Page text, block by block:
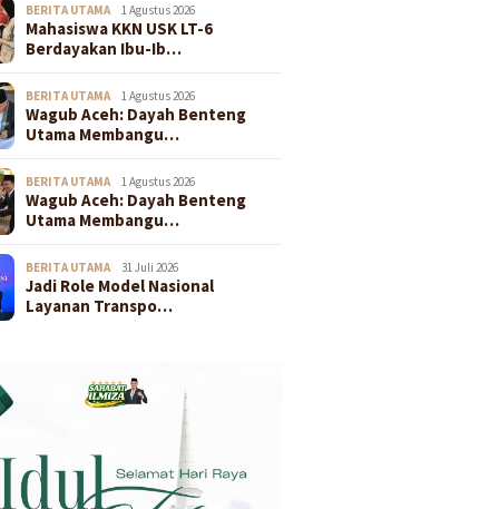
Dicabut, DPW
Squad Aceh:
20 Mei 2026
Tingkatkan Kesiapsiagaan
Klinis, RS Harapan Bunda
BERITA UTAMA 1 Agustus 2026
Mahasiswa KKN USK LT-6
Berdayakan Ibu-Ib…
BERITA UTAMA 1 Agustus 2026
Wagub Aceh: Dayah Benteng
Utama Membangu…
BERITA UTAMA 1 Agustus 2026
Wagub Aceh: Dayah Benteng
Utama Membangu…
BERITA UTAMA 31 Juli 2026
Jadi Role Model Nasional
Layanan Transpo…